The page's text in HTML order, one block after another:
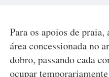
Para os apoios de praia,
área concessionada no
dobro, passando cada
ocupar